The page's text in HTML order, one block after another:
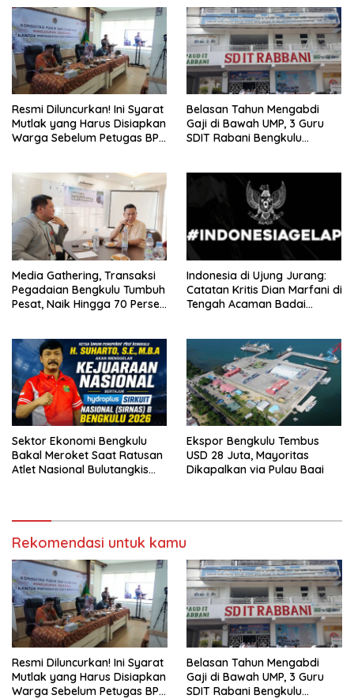
Resmi Diluncurkan! Ini Syarat
Mutlak yang Harus Disiapkan
Warga Sebelum Petugas BPN
Belasan Tahun Mengabdi
Gaji di Bawah UMP, 3 Guru
SDIT Rabani Bengkulu
Media Gathering, Transaksi
Pegadaian Bengkulu Tumbuh
Pesat, Naik Hingga 70 Persen
Indonesia di Ujung Jurang:
Catatan Kritis Dian Marfani di
Tengah Acaman Badai
Sektor Ekonomi Bengkulu
Bakal Meroket Saat Ratusan
Atlet Nasional Bulutangkis
Ekspor Bengkulu Tembus
USD 28 Juta, Mayoritas
Dikapalkan via Pulau Baai
Rekomendasi untuk kamu
Resmi Diluncurkan! Ini Syarat
Mutlak yang Harus Disiapkan
Warga Sebelum Petugas BPN
Belasan Tahun Mengabdi
Gaji di Bawah UMP, 3 Guru
SDIT Rabani Bengkulu